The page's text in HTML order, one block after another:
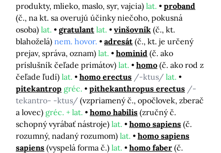
produkty, mlieko, maslo, syr, vajcia) lat.
proband
(č., na kt. sa overujú účinky niečoho, pokusná
osoba) lat. gratulant lat. vinšovník (č., kt.
blahoželá) nem. hovor. adresát (č., kt. je určený
prejav, správa, oznam) lat. hominid (č. ako
príslušník čeľade primátov) lat. homo (č. ako rod z
čeľade ľudí) lat. homo erectus /-ktus/ lat.
pitekantrop gréc. pithekanthropus erectus /-
tekantro- -ktus/ (vzpriamený č., opočlovek, zberač
a lovec) gréc. + lat. homo habilis (zručný č.
schopný vyrábať nástroje) lat. homo sapiens (č.
rozumný, nadaný rozumom) lat.
homo sapiens
sapiens (vyspelá forma č.) lat. homo faber (č.